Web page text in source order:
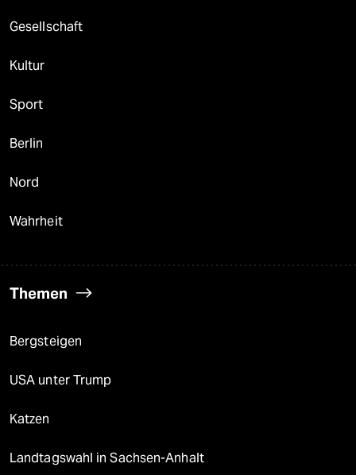
Gesellschaft
Kultur
Sport
Berlin
Nord
Wahrheit
Themen
Bergsteigen
USA unter Trump
Katzen
Landtagswahl in Sachsen-Anhalt